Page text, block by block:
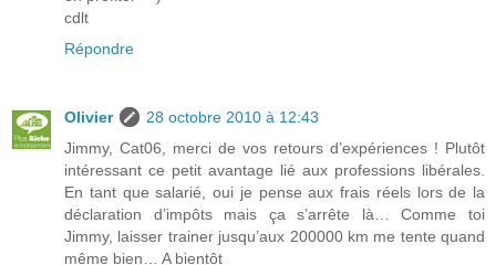
cdlt
Répondre
Olivier
28 octobre 2010 à 12:43
Jimmy, Cat06, merci de vos retours d’expériences ! Plutôt
intéressant ce petit avantage lié aux professions libérales.
En tant que salarié, oui je pense aux frais réels lors de la
déclaration d’impôts mais ça s’arrête là… Comme toi
Jimmy, laisser trainer jusqu’aux 200000 km me tente quand
même bien… A bientôt